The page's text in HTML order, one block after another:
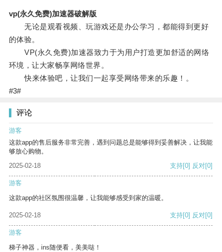
vp(永久免费)加速器破解版
无论是观看视频、玩游戏还是办公学习，都能得到更好
的体验。
VP(永久免费)加速器致力于为用户打造更加舒适的网络
环境，让大家畅享网络世界。
快来体验吧，让我们一起享受网络带来的乐趣！。
#3#
评论
游客
这款app的售后服务非常完善，遇到问题总是能够得到妥善解决，让我能
够放心购物。
2025-02-18
支持[0] 反对[0]
游客
这款app的社区氛围很温馨，让我能够感受到家的温暖。
2025-02-18 支持[0] 反对[0]
游客
梯子神器，ins随便看，美美哒！